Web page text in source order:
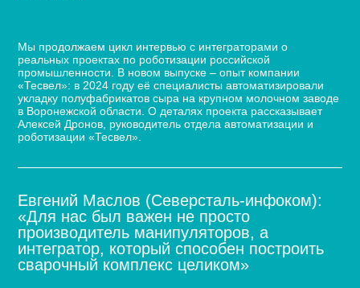
Мы продолжаем цикл интервью с интеграторами о
реальных проектах по роботизации российской
промышленности. В новом выпуске – опыт компании
«Тесвел»: в 2024 году её специалисты автоматизировали
укладку полуфабрикатов сыра на крупном молочном заводе
в Воронежской области. О деталях проекта рассказывает
Алексей Дронов, руководитель отдела автоматизации и
роботизации «Тесвел».
Евгений Маслов (Северсталь-инфоком):
«Для нас был важен не просто
производитель манипуляторов, а
интегратор, который способен построить
сварочный комплекс целиком»